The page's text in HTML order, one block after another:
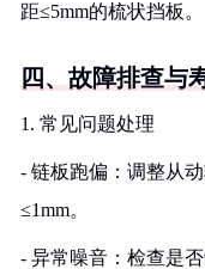
距≤5mm的梳状挡板。
四、故障排查与
1. 常见问题处理
- 链板跑偏：调整从
≤1mm。
- 异常噪音：检查是